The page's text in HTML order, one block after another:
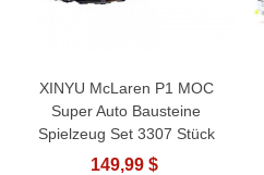
XINYU McLaren P1 MOC
Super Auto Bausteine
Spielzeug Set 3307 Stück
149,99 $